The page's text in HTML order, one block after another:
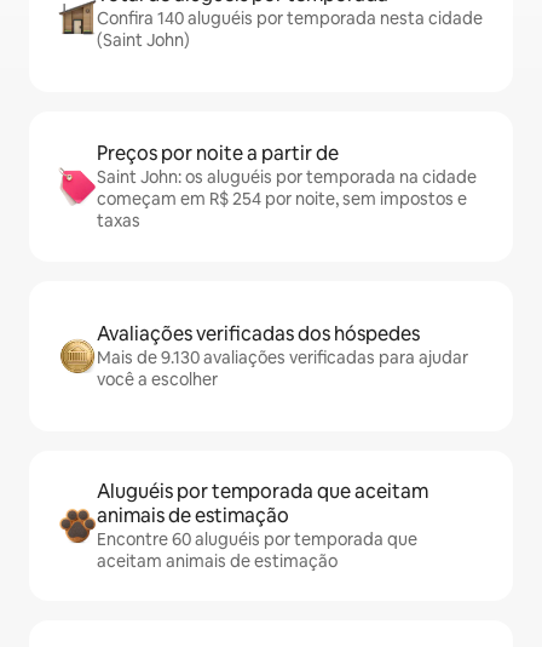
Confira 140 aluguéis por temporada nesta cidade
(Saint John)
Preços por noite a partir de
Saint John: os aluguéis por temporada na cidade
começam em R$ 254 por noite, sem impostos e
taxas
Avaliações verificadas dos hóspedes
Mais de 9.130 avaliações verificadas para ajudar
você a escolher
Aluguéis por temporada que aceitam
animais de estimação
Encontre 60 aluguéis por temporada que
aceitam animais de estimação